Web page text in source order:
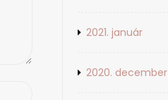
2021. január
2020. december